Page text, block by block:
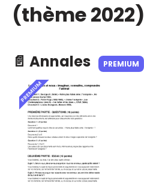
(thème 2022)
📄 Annales PREMIUM
PREMIUM